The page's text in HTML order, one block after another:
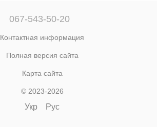
067-543-50-20
Контактная информация
Полная версия сайта
Карта сайта
© 2023-2026
Укр Рус